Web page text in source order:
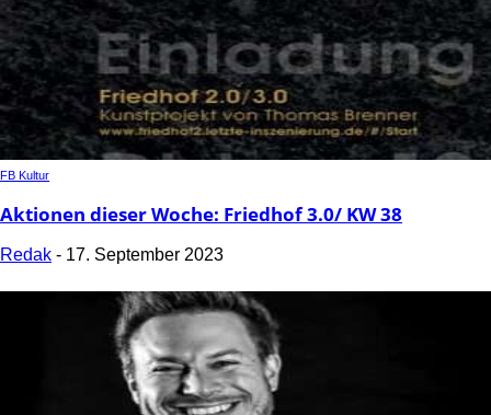
FB Kultur
Aktionen dieser Woche: Friedhof 3.0/ KW 38
Redak - 17. September 2023